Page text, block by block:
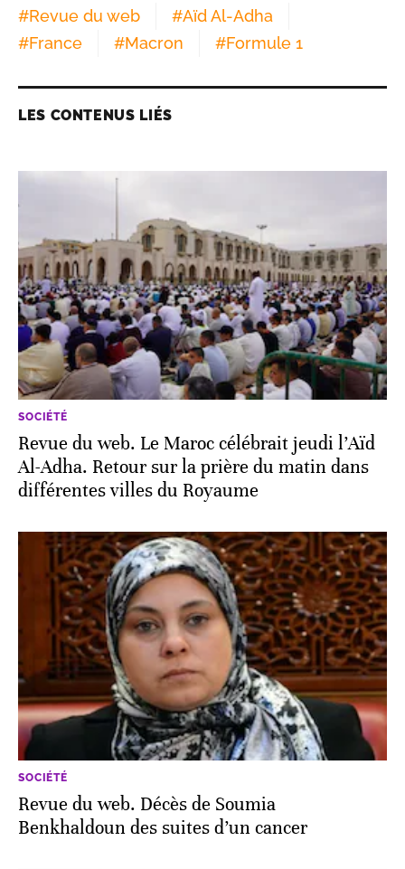
#Revue du web #Aïd Al-Adha
#France #Macron #Formule 1
LES CONTENUS LIÉS
SOCIÉTÉ
Revue du web. Le Maroc célébrait jeudi l’Aïd
Al-Adha. Retour sur la prière du matin dans
différentes villes du Royaume
SOCIÉTÉ
Revue du web. Décès de Soumia
Benkhaldoun des suites d’un cancer